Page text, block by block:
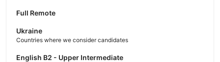
Full Remote
Ukraine
Countries where we consider candidates
English B2 - Upper Intermediate